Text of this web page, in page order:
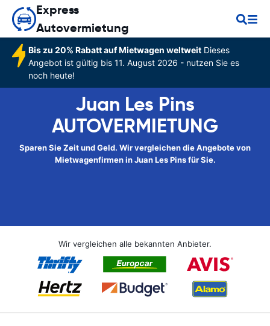
Express
Autovermietung
Bis zu 20% Rabatt auf Mietwagen weltweitDieses
Angebot ist gültig bis 11. August 2026 - nutzen Sie es
noch heute!
Juan Les Pins
AUTOVERMIETUNG
Sparen Sie Zeit und Geld. Wir vergleichen die Angebote von
Mietwagenfirmen in Juan Les Pins für Sie.
Wir vergleichen alle bekannten Anbieter.